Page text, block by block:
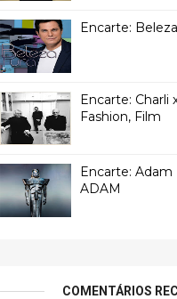
Encarte:
Encarte: Charli
Fashion, Film
Encarte:
ADAM
COMENTÁRIOS